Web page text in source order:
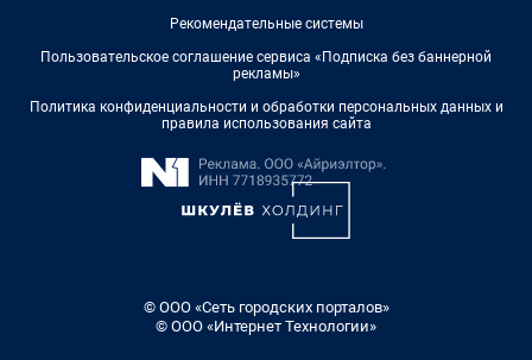
Рекомендательные системы
Пользовательское соглашение сервиса «Подписка без баннерной
рекламы»
Политика конфиденциальности и обработки персональных данных и
правила использования сайта
© ООО «Сеть городских порталов»
© ООО «Интернет Технологии»